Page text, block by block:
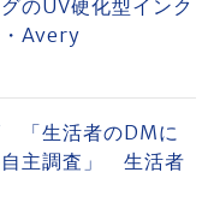
のUV硬化型インク
Avery
「生活者のDMに
自主調査」 生活者